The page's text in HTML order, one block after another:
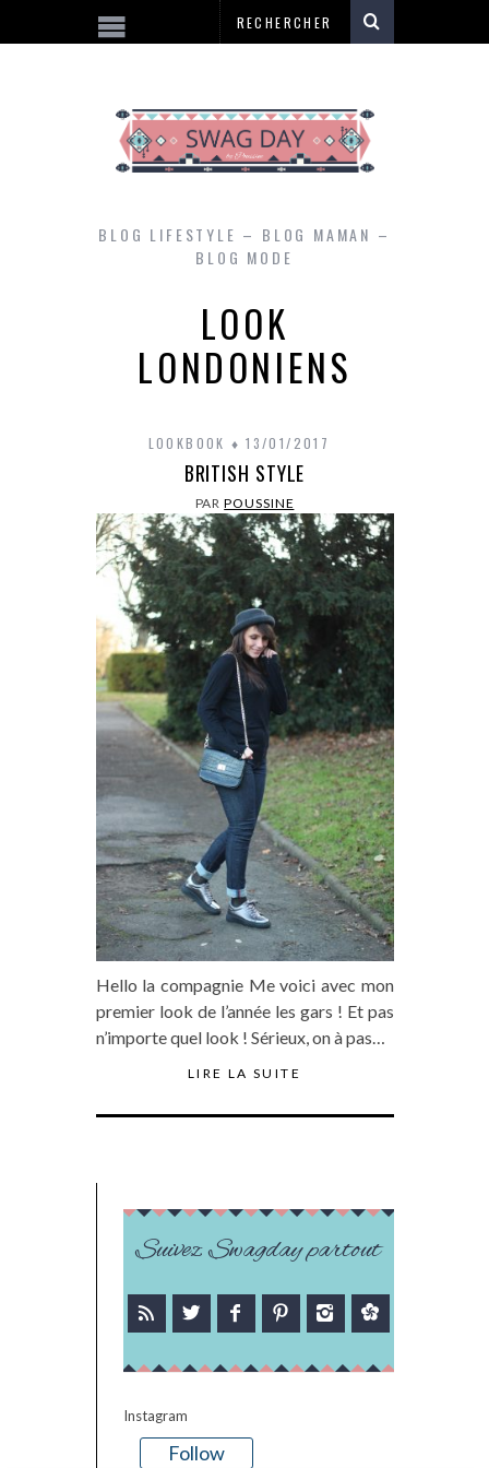
BLOG LIFESTYLE – BLOG MAMAN –
BLOG MODE
LOOK
LONDONIENS
LOOKBOOK 13/01/2017
BRITISH STYLE
PARPOUSSINE
Hello la compagnie Me voici avec mon
premier look de l’année les gars ! Et pas
n’importe quel look ! Sérieux, on à pas…
LIRE LA SUITE
Suivez Swagday partout
Instagram
Follow